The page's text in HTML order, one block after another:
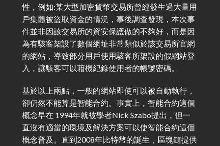
性，例如:某大型加密貨幣交易所曾經發生過大量用
戶集體被盜取資金的情況，事後調查發現，本次事
件並非因該交易所的資安保護做的不夠好，而是因
為有駭客架設了數個網址非常類似於該交易所官網
的網站，導致部分用戶使用駭客所架設的假網站登
入，讓駭客可以藉機紀錄使用者的帳號密碼。
基於以上兩點，一般的網站即使可以被自動執行，
卻仍然不能算是智能合約。事實上，智能合約這個
概念早在 1994年就被學者Nick Szabo提出，但一
直沒有適當的環境及解決方案可以使智能合約這個
概念普及。直到2008年比特幣的誕生，區塊鏈提供